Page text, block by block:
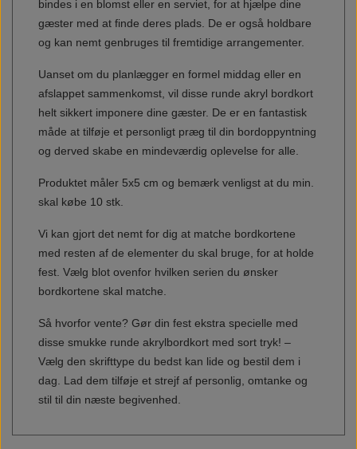
bindes i en blomst eller en serviet, for at hjælpe dine
gæster med at finde deres plads. De er også holdbare
og kan nemt genbruges til fremtidige arrangementer.
Uanset om du planlægger en formel middag eller en
afslappet sammenkomst, vil disse runde akryl bordkort
helt sikkert imponere dine gæster. De er en fantastisk
måde at tilføje et personligt præg til din bordoppyntning
og derved skabe en mindeværdig oplevelse for alle.
Produktet måler 5x5 cm og bemærk venligst at du min.
skal købe 10 stk.
Vi kan gjort det nemt for dig at matche bordkortene
med resten af de elementer du skal bruge, for at holde
fest. Vælg blot ovenfor hvilken serien du ønsker
bordkortene skal matche.
Så hvorfor vente? Gør din fest ekstra specielle med
disse smukke runde akrylbordkort med sort tryk! –
Vælg den skrifttype du bedst kan lide og bestil dem i
dag. Lad dem tilføje et strejf af personlig, omtanke og
stil til din næste begivenhed.